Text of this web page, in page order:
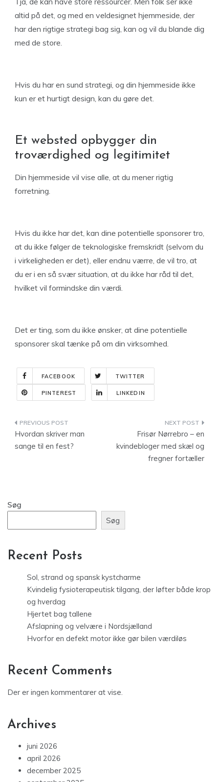
altid på det, og med en veldesignet hjemmeside, der
har den rigtige strategi bag sig, kan og vil du blande dig
med de store.
Hvis du har en sund strategi, og din hjemmeside ikke
kun er et hurtigt design, kan du gøre det.
Et websted opbygger din
troværdighed og legitimitet
Din hjemmeside vil vise alle, at du mener rigtig
forretning.
Hvis du ikke har det, kan dine potentielle sponsorer tro,
at du ikke følger de teknologiske fremskridt (selvom du
i virkeligheden er det), eller endnu værre, de vil tro, at
du er i en så svær situation, at du ikke har råd til det,
hvilket vil formindske din værdi.
Det er ting, som du ikke ønsker, at dine potentielle
sponsorer skal tænke på om din virksomhed.
FACEBOOK TWITTER
PINTEREST LINKEDIN
Indlægsnavigation
Hvordan skriver man
sange til en fest?
Frisør Nørrebro – en
kvindebloger med skæl og
fregner fortæller
Søg
Søg
Recent Posts
Sol, strand og spansk kystcharme
Kvindelig fysioterapeutisk tilgang, der løfter både krop
og hverdag
Hjertet bag tallene
Afslapning og velvære i Nordsjælland
Hvorfor en defekt motor ikke gør bilen værdiløs
Recent Comments
Der er ingen kommentarer at vise.
Archives
juni 2026
april 2026
december 2025